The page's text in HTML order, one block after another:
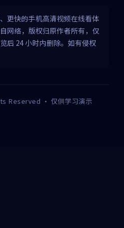
更快的手机高清视频在线看体
网络，版权归原作者所有，仅
后 24 小时内删除。如有侵权
Reserved · 仅供学习演示